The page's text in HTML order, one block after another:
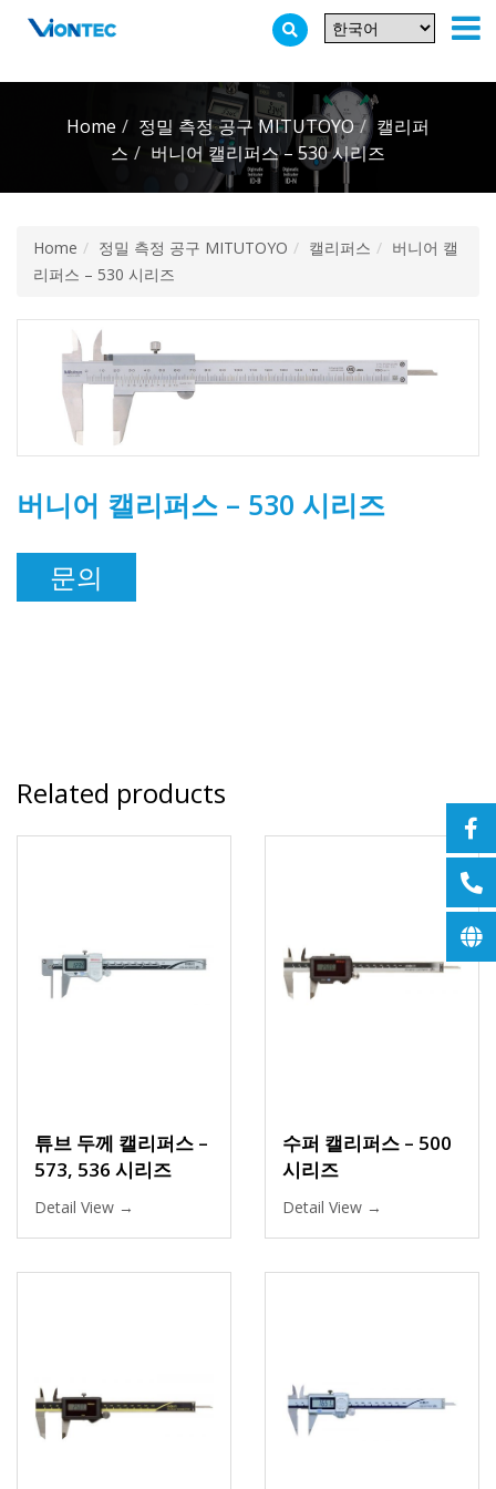
Additionally, paste this code immediately after the opening tag:
Home 정밀 측정 공구 MITUTOYO
캘리퍼
스
버니어 캘리퍼스 – 530 시리즈
Home 정밀 측정 공구 MITUTOYO 캘리퍼스
버니어 캘
리퍼스 – 530 시리즈
버니어 캘리퍼스 – 530 시리즈
문의
Related products
튜브 두께 캘리퍼스 –
573, 536 시리즈
Detail View →
수퍼 캘리퍼스 – 500
시리즈
Detail View →